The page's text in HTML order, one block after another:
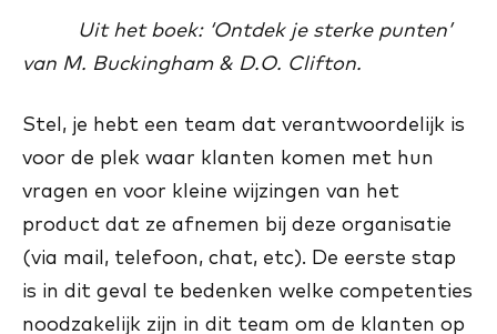
Uit het boek: ‘Ontdek je sterke punten’
van M. Buckingham & D.O. Clifton.
Stel, je hebt een team dat verantwoordelijk is
voor de plek waar klanten komen met hun
vragen en voor kleine wijzingen van het
product dat ze afnemen bij deze organisatie
(via mail, telefoon, chat, etc). De eerste stap
is in dit geval te bedenken welke competenties
noodzakelijk zijn in dit team om de klanten op